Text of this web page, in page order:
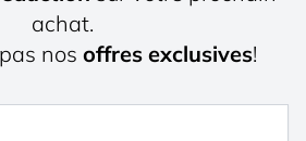
achat.
nos offres exclusives!